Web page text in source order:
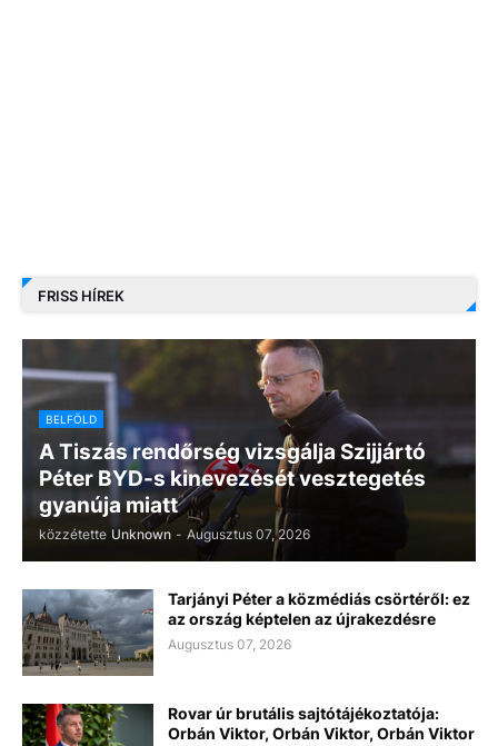
FRISS HÍREK
BELFÖLD
A Tiszás rendőrség vizsgálja Szijjártó
Péter BYD-s kinevezését vesztegetés
gyanúja miatt
közzétette Unknown - Augusztus 07, 2026
Tarjányi Péter a közmédiás csörtéről: ez
az ország képtelen az újrakezdésre
Augusztus 07, 2026
Rovar úr brutális sajtótájékoztatója:
Orbán Viktor, Orbán Viktor, Orbán Viktor